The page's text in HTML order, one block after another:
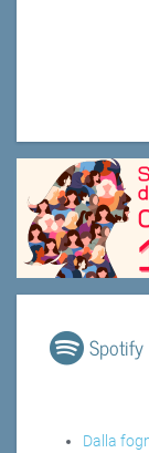
Spotify
Dalla